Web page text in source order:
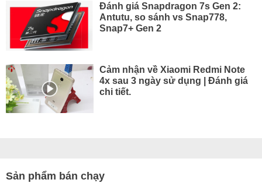
Đánh giá Snapdragon 7s Gen 2:
Antutu, so sánh vs Snap778,
Snap7+ Gen 2
Cảm nhận về Xiaomi Redmi Note
4x sau 3 ngày sử dụng | Đánh giá
chi tiết.
Sản phẩm bán chạy